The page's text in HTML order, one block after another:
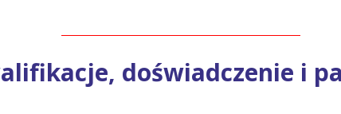
doświadczenie i